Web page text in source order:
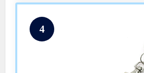
4